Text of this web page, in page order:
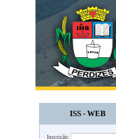
ISS - WEB
Inscrição: